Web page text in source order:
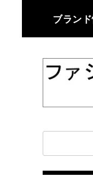
content
ブラン
フ
信
ザイナー
とモード
イ
ト